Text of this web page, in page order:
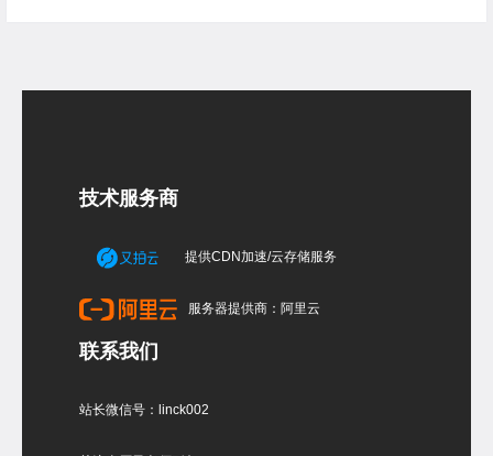
技术服务商
提供CDN加速/云存储服务
服务器提供商：阿里云
联系我们
站长微信号：linck002